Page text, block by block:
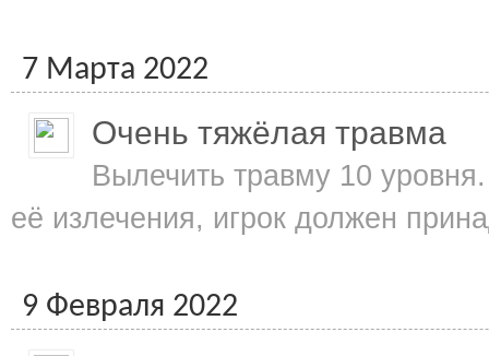
7 Марта 2022
Очень тяжёлая травма
Вылечить травму 10
её излечения, игрок должен
9 Февраля 2022